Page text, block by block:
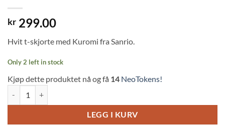
kr 299.00
Hvit t-skjorte med Kuromi fra Sanrio.
Only 2 left in stock
Kjøp dette produktet nå og få 14 NeoTokens!
LEGG I KURV